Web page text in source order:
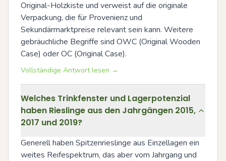
Original-Holzkiste und verweist auf die originale
Verpackung, die für Provenienz und
Sekundärmarktpreise relevant sein kann. Weitere
gebräuchliche Begriffe sind OWC (Original Wooden
Case) oder OC (Original Case).
Vollständige Antwort lesen →
Welches Trinkfenster und Lagerpotenzial
haben Rieslinge aus den Jahrgängen 2015,
2017 und 2019?
Generell haben Spitzenrieslinge aus Einzellagen ein
weites Reifespektrum, das aber vom Jahrgang und